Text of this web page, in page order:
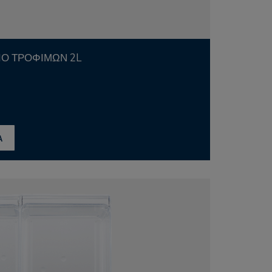
ΤΡΟΦΊΜΩΝ 2L